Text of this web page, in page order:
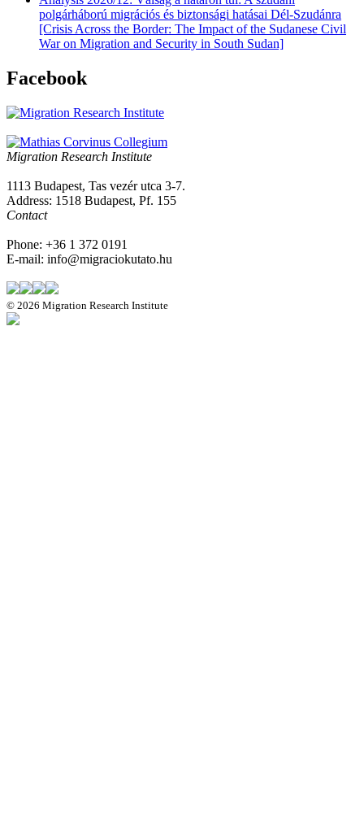
polgárháború migrációs és biztonsági hatásai Dél-Szudánra
[Crisis Across the Border: The Impact of the Sudanese Civil
War on Migration and Security in South Sudan]
Facebook
Migration Research Institute
1113 Budapest, Tas vezér utca 3-7.
Address: 1518 Budapest, Pf. 155
Contact
Phone: +36 1 372 0191
E-mail: info@migraciokutato.hu
© 2026 Migration Research Institute